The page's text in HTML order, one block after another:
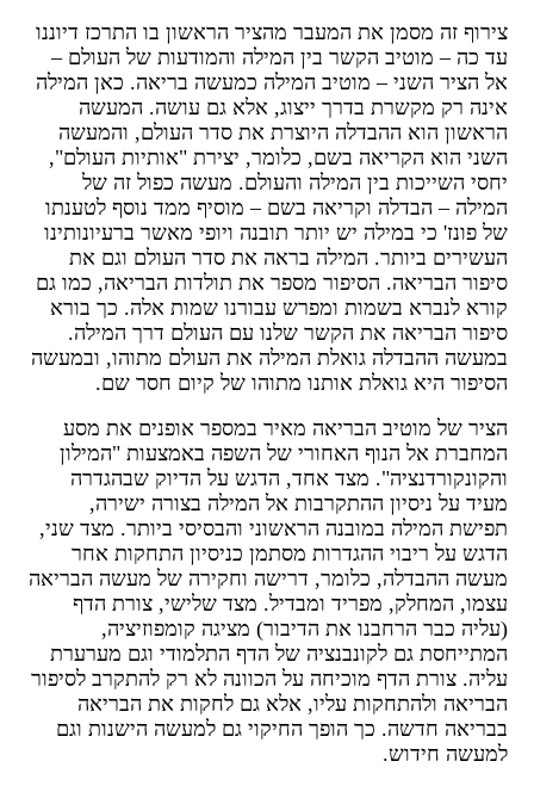
זה מסמן את המעבר מהציר הראשון בו התרכז דיוננו
כה – מוטיב הקשר בין המילה והמודעות של העולם –
הציר השני – מוטיב המילה כמעשה בריאה. כאן המילה
רק מקשרת בדרך ייצוג, אלא גם עושה. המעשה
הוא ההבדלה היוצרת את סדר העולם, והמעשה
הוא הקריאה בשם, כלומר, יצירת "אותיות העולם",
השייכות בין המילה והעולם. מעשה כפול זה של
– הבדלה וקריאה בשם – מוסיף ממד נוסף לטענתו
פונז' כי במילה יש יותר תובנה ויופי מאשר ברעיונותינו
ביותר. המילה בראה את סדר העולם וגם את
הבריאה. הסיפור מספר את תולדות הבריאה, כמו גם
לנברא בשמות ומפרש עבורנו שמות אלה. כך בורא
הבריאה את הקשר שלנו עם העולם דרך המילה.
ההבדלה גואלת המילה את העולם מתוהו, ובמעשה
היא גואלת אותנו מתוהו של קיום חסר שם.
של מוטיב הבריאה מאיר במספר אופנים את מסע
אל הנוף האחורי של השפה באמצעות "המילון
מצד אחד, הדגש על הדיוק שבהגדרה
על ניסיון ההתקרבות אל המילה בצורה ישירה,
המילה במובנה הראשוני והבסיסי ביותר. מצד שני,
על ריבוי ההגדרות מסתמן כניסיון התחקות אחר
ההבדלה, כלומר, דרישה וחקירה של מעשה הבריאה
המחלק, מפריד ומבדיל. מצד שלישי, צורת הדף
כבר הרחבנו את הדיבור) מציגה קומפוזיציה,
גם לקונבנציה של הדף התלמודי וגם מערערת
צורת הדף מוכיחה על הכוונה לא רק להתקרב לסיפור
ולהתחקות עליו, אלא גם לחקות את הבריאה
חדשה. כך הופך החיקוי גם למעשה הישנות וגם
חידוש.